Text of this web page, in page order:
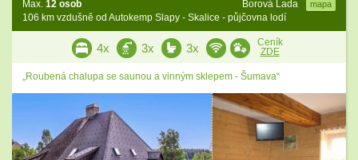
Borová Lada mapa
Max. 12 osob
106 km vzdušně od Autokemp Slapy - Skalice - půjčovna lodí
4x 3x 3x
Ceník
ZDE
„Roubená chalupa se saunou a vinným sklepem - Šumava“